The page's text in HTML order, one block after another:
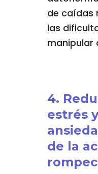
de caídas
las
manipular
4.
estrés
de la